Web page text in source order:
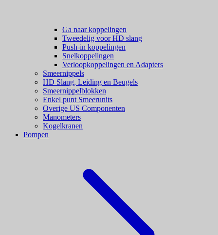
Ga naar koppelingen
Tweedelig voor HD slang
Push-in koppelingen
Snelkoppelingen
Verloopkoppelingen en Adapters
Smeernippels
HD Slang, Leiding en Beugels
Smeernippelblokken
Enkel punt Smeerunits
Overige US Componenten
Manometers
Kogelkranen
Pompen